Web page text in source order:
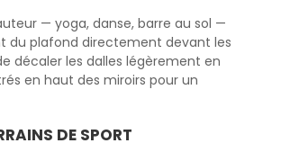
— yoga, danse, barre au sol —
du plafond directement devant les
décaler les dalles légèrement en
en haut des miroirs pour un
DE SPORT